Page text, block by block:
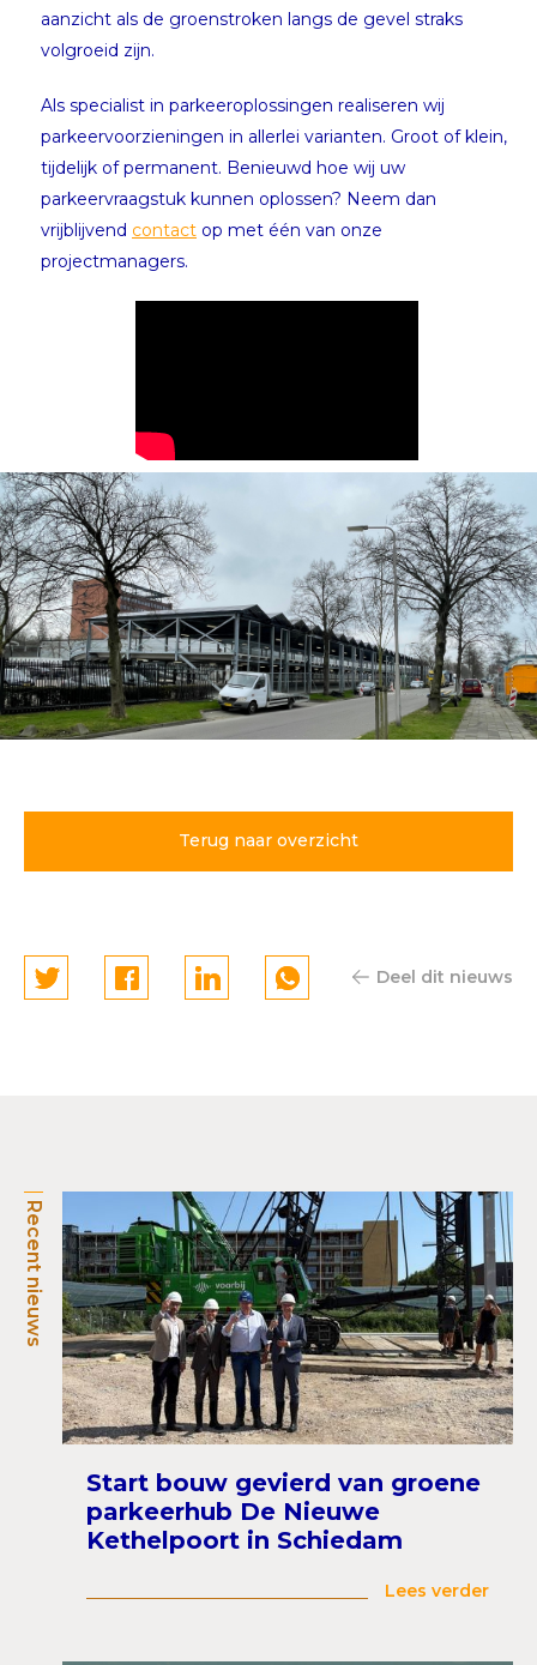
aanzicht als de groenstroken langs de gevel straks
volgroeid zijn.
Als specialist in parkeeroplossingen realiseren wij
parkeervoorzieningen in allerlei varianten. Groot of klein,
tijdelijk of permanent. Benieuwd hoe wij uw
parkeervraagstuk kunnen oplossen? Neem dan
vrijblijvend contact op met één van onze
projectmanagers.
Terug naar overzicht
Deel dit nieuws
Recent nieuws
Start bouw gevierd van groene
parkeerhub De Nieuwe
Kethelpoort in Schiedam
Lees verder